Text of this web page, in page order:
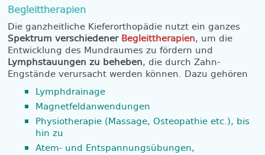
Begleittherapien
Die ganzheitliche Kieferorthopädie nutzt ein ganzes
Spektrum verschiedener Begleittherapien, um die
Entwicklung des Mundraumes zu fördern und
Lymphstauungen zu beheben, die durch Zahn-
Engstände verursacht werden können. Dazu gehören
Lymphdrainage
Magnetfeldanwendungen
Physiotherapie (Massage, Osteopathie etc.), bis
hin zu
Atem- und Entspannungsübungen,